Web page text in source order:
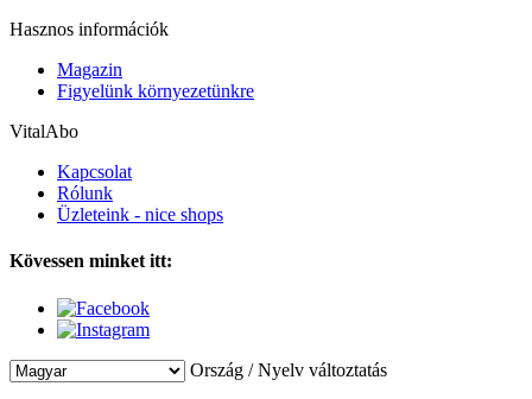
Hasznos információk
Magazin
Figyelünk környezetünkre
VitalAbo
Kapcsolat
Rólunk
Üzleteink - nice shops
Kövessen minket itt:
Ország / Nyelv változtatás